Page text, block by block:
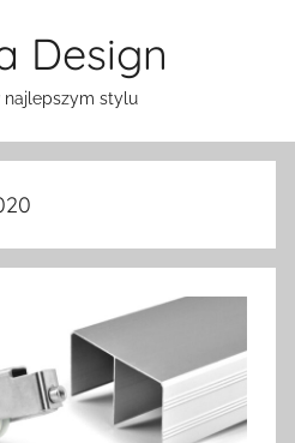
Design
najlepszym stylu